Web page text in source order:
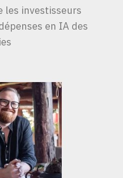
les investisseurs
en IA des